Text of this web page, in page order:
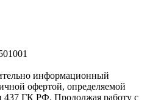
информационный
офертой, определяемой
437 ГК РФ. Продолжая работу с